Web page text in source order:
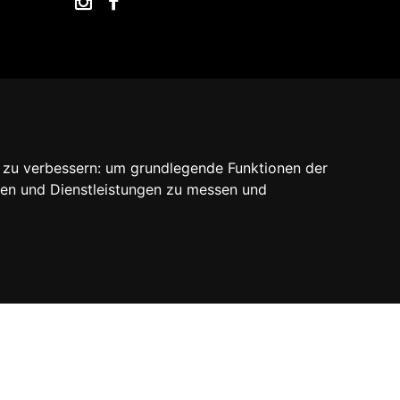
verbessern: um grundlegende Funktionen der
und Dienstleistungen zu messen und